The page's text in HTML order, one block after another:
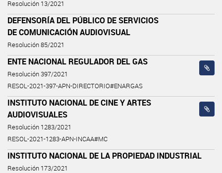
Resolución 13/2021
DEFENSORÍA DEL PÚBLICO DE SERVICIOS
DE COMUNICACIÓN AUDIOVISUAL
Resolución 85/2021
ENTE NACIONAL REGULADOR DEL GAS
Resolución 397/2021
RESOL-2021-397-APN-DIRECTORIO#ENARGAS
INSTITUTO NACIONAL DE CINE Y ARTES
AUDIOVISUALES
Resolución 1283/2021
RESOL-2021-1283-APN-INCAA#MC
INSTITUTO NACIONAL DE LA PROPIEDAD INDUSTRIAL
Resolución 173/2021